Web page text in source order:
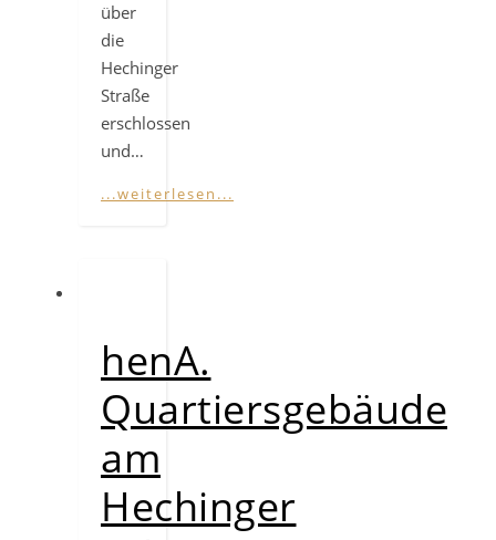
über
die
Hechinger
Straße
erschlossen
und…
...weiterlesen...
henA.
Quartiersgebäude
am
Hechinger